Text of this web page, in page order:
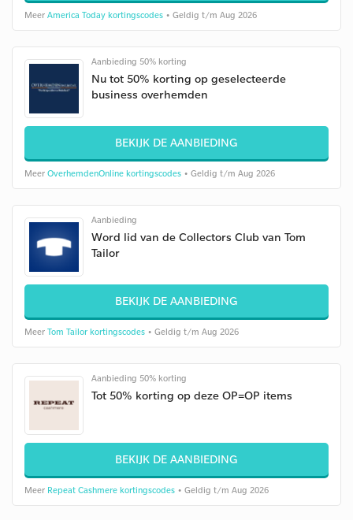
Meer America Today kortingscodes • Geldig t/m Aug 2026
Aanbieding 50% korting
Nu tot 50% korting op geselecteerde
business overhemden
BEKIJK DE AANBIEDING
Meer OverhemdenOnline kortingscodes • Geldig t/m Aug 2026
Aanbieding
Word lid van de Collectors Club van Tom
Tailor
BEKIJK DE AANBIEDING
Meer Tom Tailor kortingscodes • Geldig t/m Aug 2026
Aanbieding 50% korting
Tot 50% korting op deze OP=OP items
BEKIJK DE AANBIEDING
Meer Repeat Cashmere kortingscodes • Geldig t/m Aug 2026